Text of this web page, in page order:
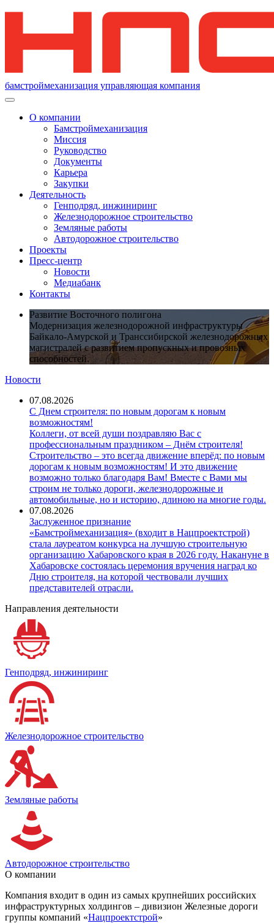
бамстроймеханизация управляющая компания
О компании
Бамстроймеханизация
Миссия
Руководство
Документы
Карьера
Закупки
Деятельность
Генподряд, инжиниринг
Железнодорожное строительство
Земляные работы
Автодорожное строительство
Проекты
Пресс-центр
Новости
Медиабанк
Контакты
Развитие Восточного полигона
Модернизация железнодорожной инфраструктуры
Байкало-Амурской и Транссибирской железнодорожных
магистралей с развитием пропускных и провозных
способностей.
Новости
07.08.2026
С Днем строителя: по новым дорогам к новым
возможностям!
Коллеги, от всей души поздравляю Вас с
профессиональным праздником – Днём строителя!
Строительство – это всегда движение вперёд: по новым
дорогам к новым возможностям! И это движение
возможно только благодаря Вам! Вместе с Вами мы
строим не только дороги, железнодорожные и
автомобильные, но и историю, длиною на многие годы.
07.08.2026
Заслуженное признание
«Бамстроймеханизация» (входит в Нацпроектстрой)
стала лауреатом конкурса на лучшую строительную
организацию Хабаровского края в 2026 году. Накануне в
Хабаровске состоялась церемония вручения наград ко
Дню строителя, на которой чествовали лучших
представителей отрасли.
Направления деятельности
Генподряд, инжиниринг
Железнодорожное строительство
Земляные работы
Автодорожное строительство
О компании
Компания входит в один из самых крупнейших российских
инфраструктурных холдингов – дивизион Железные дороги
группы компаний «Нацпроектстрой»